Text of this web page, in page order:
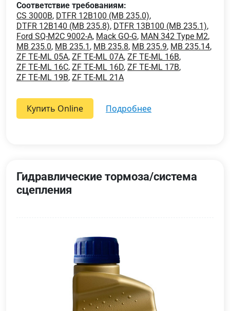
Соответствие требованиям:
CS 3000B, DTFR 12B100 (MB 235.0),
DTFR 12B140 (MB 235.8), DTFR 13B100 (MB 235.1),
Ford SQ-M2C 9002-A, Mack GO-G, MAN 342 Type M2,
MB 235.0, MB 235.1 , MB 235.8, MB 235.9, MB 235.14,
ZF TE-ML 05A, ZF TE-ML 07A, ZF TE-ML 16B,
ZF TE-ML 16C, ZF TE-ML 16D, ZF TE-ML 17B,
ZF TE-ML 19B, ZF TE-ML 21A
Купить Online подробнее
Гидравлические тормоза/система
сцепления